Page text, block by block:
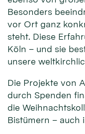
Besonders
vor Ort ganz
steht. Diese
Köln – und sie
unsere
Die Projekte von
durch Spenden
die
Bistümern – auch